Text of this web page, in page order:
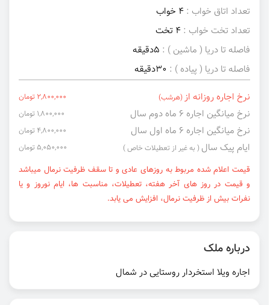
تعداد اتاق خواب : 4 خواب
تعداد تخت خواب : 4 تخت
فاصله تا دریا ( ماشین ) : 5دقیقه
فاصله تا دریا ( پیاده ) : 30دقیقه
نرخ اجاره روزانه از (هرشب) 2,800,000 تومان
نرخ میانگین اجاره ۶ ماه دوم سال 1,800,000 تومان
نرخ میانگین اجاره ۶ ماه اول سال 4,800,000 تومان
ایام پیک سال ( به غیر از تعطیلات خاص ) 5,050,000 تومان
قیمت اعلام شده مربوط به روزهای عادی و تا سقف ظرفیت نرمال میباشد
و قیمت در روز های آخر هفته، تعطیلات، مناسبت ها، ایام نوروز و یا
نفرات بیش از ظرفیت نرمال، افزایش می یابد.
درباره ملک
اجاره ویلا استخردار روستایی در شمال